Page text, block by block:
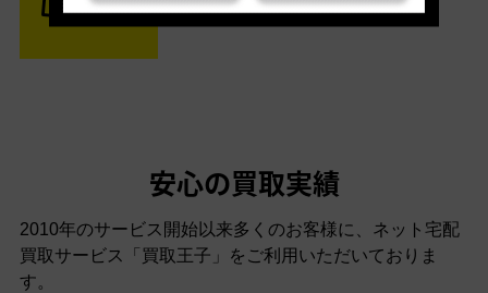
安心の買取実績
2010年のサービス開始以来多くのお客様に、 ネット宅配
買取サービス「買取王子」をご利用いただいておりま
す。